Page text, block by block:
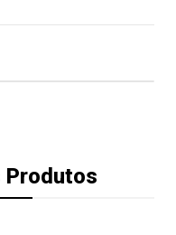
Produtos